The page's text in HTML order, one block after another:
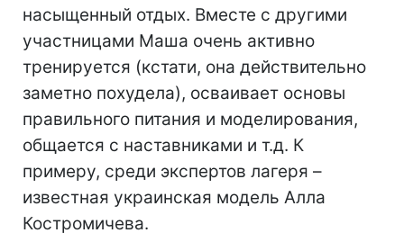
насыщенный отдых. Вместе с другими
участницами Маша очень активно
тренируется (кстати, она действительно
заметно похудела), осваивает основы
правильного питания и моделирования,
общается с наставниками и т.д. К
примеру, среди экспертов лагеря –
известная украинская модель Алла
Костромичева.